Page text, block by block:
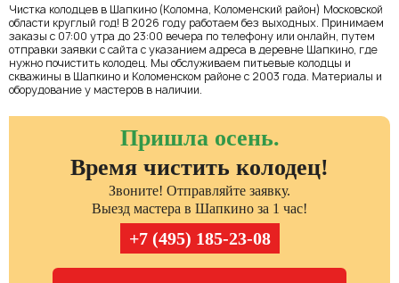
Чистка колодцев в Шапкино (Коломна, Коломенский район) Московской
области круглый год! В 2026 году работаем без выходных. Принимаем
заказы с 07:00 утра до 23:00 вечера по телефону или онлайн, путем
отправки заявки с сайта с указанием адреса в деревне Шапкино, где
нужно почистить колодец. Мы обслуживаем питьевые колодцы и
скважины в Шапкино и Коломенском районе с 2003 года. Материалы и
оборудование у мастеров в наличии.
Пришла осень.
Время чистить колодец!
Звоните! Отправляйте заявку.
Выезд мастера в Шапкино за 1 час!
+7 (495) 185-23-08